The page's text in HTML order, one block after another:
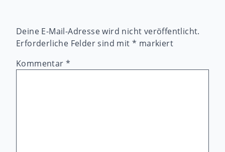
Deine E-Mail-Adresse wird nicht veröffentlicht.
Erforderliche Felder sind mit * markiert
Kommentar*